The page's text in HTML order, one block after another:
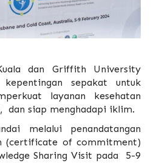
dan Griffith University
sepakat untuk
layanan kesehatan
dan siap menghadapi iklim.
melalui penandatangan
(certificate of commitment)
Sharing Visit pada 5-9